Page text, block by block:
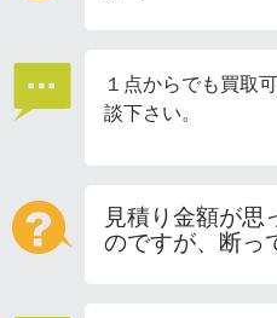
１点からでも買取
談下さい。
見積り金額が思
のですが、断っ